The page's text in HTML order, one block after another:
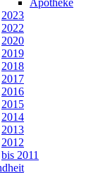
Apotheke
2023
2022
2020
2019
2018
2017
2016
2015
2014
2013
2012
bis 2011